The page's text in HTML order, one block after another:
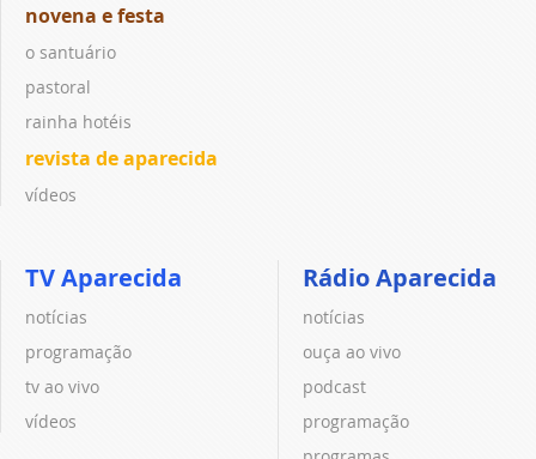
novena e festa
o santuário
pastoral
rainha hotéis
revista de aparecida
vídeos
TV Aparecida
notícias
programação
tv ao vivo
vídeos
Rádio Aparecida
notícias
ouça ao vivo
podcast
programação